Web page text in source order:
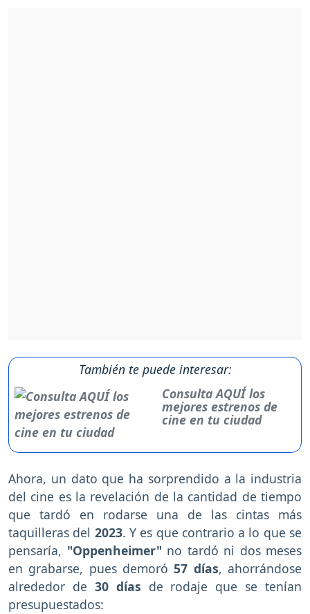
También te puede interesar:
Consulta AQUÍ los
mejores estrenos de
cine en tu ciudad
Ahora, un dato que ha sorprendido a la industria
del cine es la revelación de la cantidad de tiempo
que tardó en rodarse una de las cintas más
taquilleras del 2023. Y es que contrario a lo que se
pensaría, "Oppenheimer" no tardó ni dos meses
en grabarse, pues demoró57 días, ahorrándose
alrededor de 30 días de rodaje que se tenían
presupuestados: